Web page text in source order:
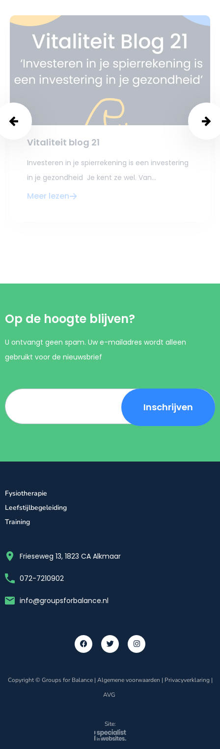
Vitaliteit blog 21
Investeren in je spierrekening is een investering
in je gezondheid Je kent ze wel. Van...
Meer lezen
Op de hoogte blijven?
U ontvangt geen spam. Uw e-mailadres wordt alleen
gebruikt voor de nieuwsbrief
Fysiotherapie
Leefstijlbegeleiding
Training
Frieseweg 13, 1823 CA Alkmaar
072-7210902
info@groupsforbalance.nl
Copyright © Groups for Balance | Algemene voorwaarden | Privacyverklaring |
AVG
Site: